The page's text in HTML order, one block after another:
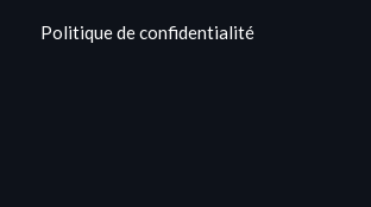
Politique de confidentialité